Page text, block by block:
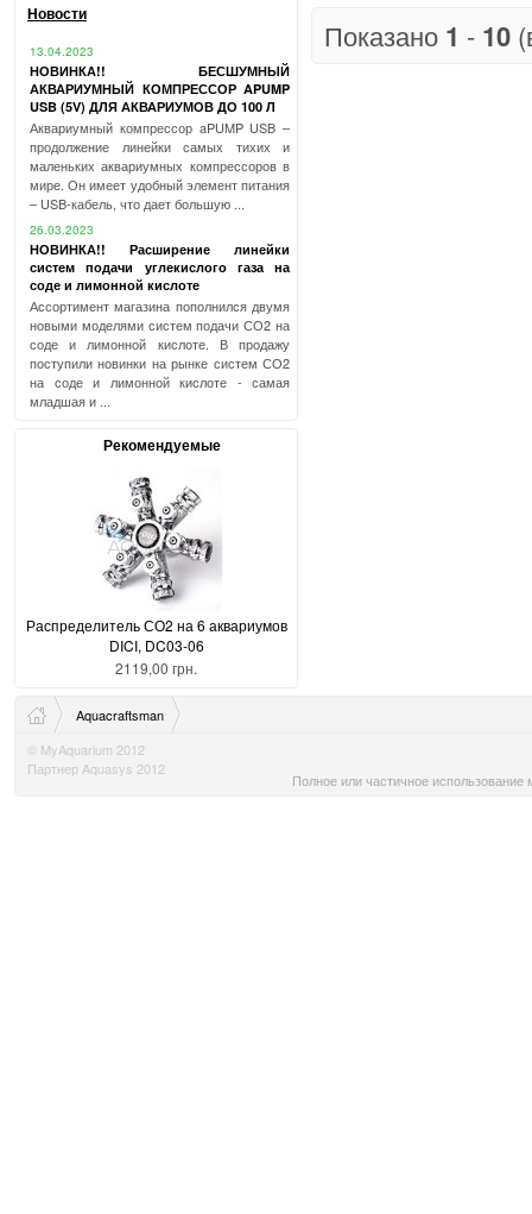
Показано 1 - 10
Новости
13.04.2023
НОВИНКА!! БЕСШУМНЫЙ
АКВАРИУМНЫЙ КОМПРЕССОР APUMP
USB (5V) ДЛЯ АКВАРИУМОВ ДО 100 Л
Аквариумный компрессор aPUMP USB –
продолжение линейки самых тихих и
маленьких аквариумных компрессоров в
мире. Он имеет удобный элемент питания
– USB-кабель, что дает большую ...
26.03.2023
НОВИНКА!! Расширение линейки
систем подачи углекислого газа на
соде и лимонной кислоте
Ассортимент магазина пополнился двумя
новыми моделями систем подачи СО2 на
соде и лимонной кислоте. В продажу
поступили новинки на рынке систем СО2
на соде и лимонной кислоте - самая
младшая и ...
Рекомендуемые
Распределитель СО2 на 6 аквариумов
DICI, DC03-06
2119,00 грн.
Aquacraftsman
© MyAquarium 2012
Партнер Aquasys 2012
Полное или частичное